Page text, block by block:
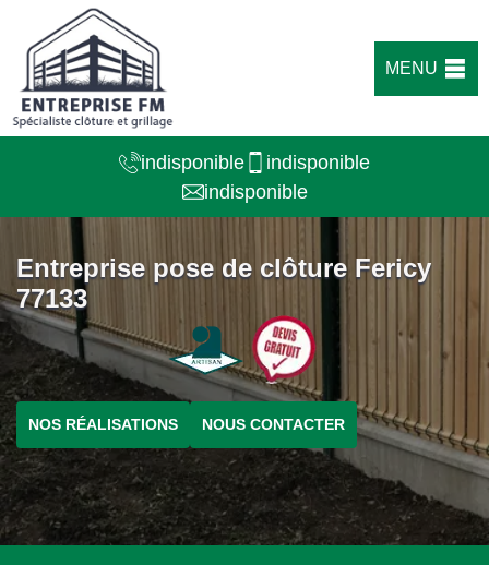
MENU
indisponible
indisponible
indisponible
Entreprise pose de clôture Fericy
77133
NOS RÉALISATIONS NOUS CONTACTER